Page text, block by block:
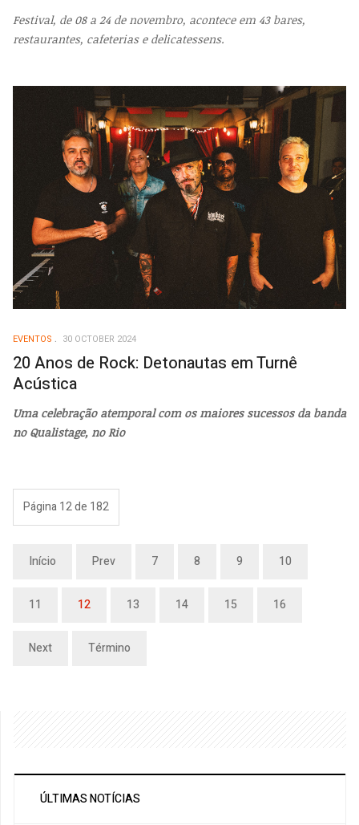
Festival, de 08 a 24 de novembro, acontece em 43 bares,
restaurantes, cafeterias e delicatessens.
EVENTOS 30 OCTOBER 2024
20 Anos de Rock: Detonautas em Turnê
Acústica
Uma celebração atemporal com os maiores sucessos da banda
no Qualistage, no Rio
Página 12 de 182
Início Prev 7 8 9 10
11 12 13 14 15 16
Next Término
ÚLTIMAS NOTÍCIAS